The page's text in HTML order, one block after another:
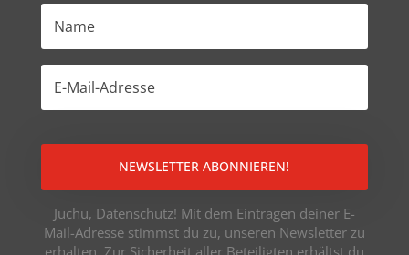
NEWSLETTER ABONNIEREN!
Juchu, Datenschutz! Mit dem Eintragen deiner E-
Mail-Adresse stimmst du zu, unseren Newsletter zu
erhalten. Zur Sicherheit aller Beteiligten erhältst du